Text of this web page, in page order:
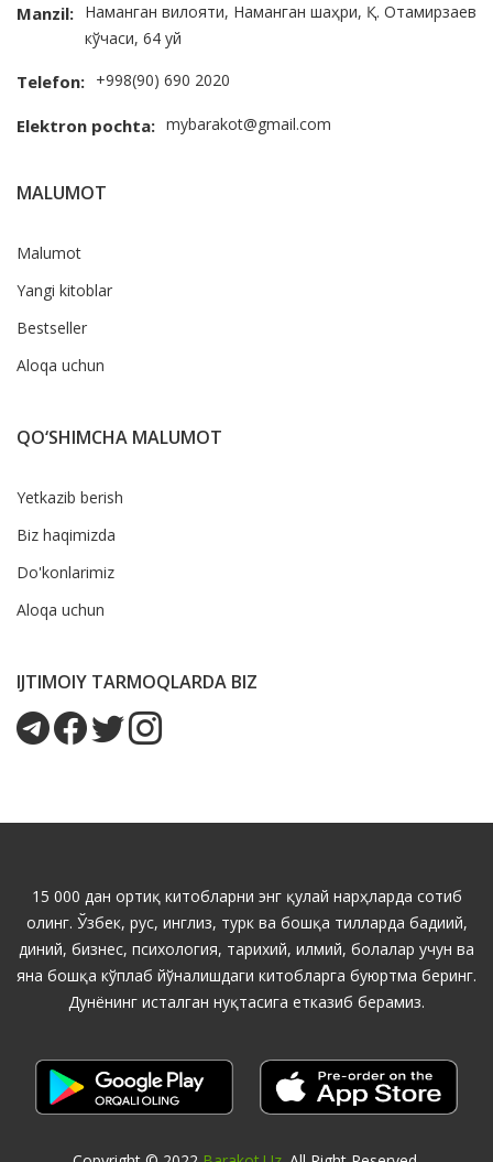
Manzil: Наманган вилояти, Наманган шаҳри, Қ. Отамирзаев
кўчаси, 64 уй
Telefon: +998(90) 690 2020
Elektron pochta: mybarakot@gmail.com
MALUMOT
Malumot
Yangi kitoblar
Bestseller
Aloqa uchun
QO‘SHIMCHA MALUMOT
Yetkazib berish
Biz haqimizda
Do'konlarimiz
Aloqa uchun
IJTIMOIY TARMOQLARDA BIZ
15 000 дан ортиқ китобларни энг қулай нарҳларда сотиб
олинг. Ўзбек, рус, инглиз, турк ва бошқа тилларда бадиий,
диний, бизнес, психология, тарихий, илмий, болалар учун ва
яна бошқа кўплаб йўналишдаги китобларга буюртма беринг.
Дунёнинг исталган нуқтасига етказиб берамиз.